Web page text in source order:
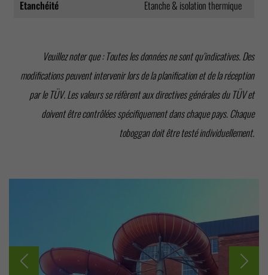
Etanchéité
Etanche & isolation thermique
Veuillez noter que : Toutes les données ne sont qu'indicatives. Des
modifications peuvent intervenir lors de la planification et de la réception
par le TÜV. Les valeurs se réfèrent aux directives générales du TÜV et
doivent être contrôlées spécifiquement dans chaque pays. Chaque
toboggan doit être testé individuellement.